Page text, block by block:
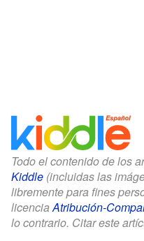
Todo el contenido de los
Kiddle (incluidas las
libremente para fines
licenciaAtribución-
lo contrario. Citar este